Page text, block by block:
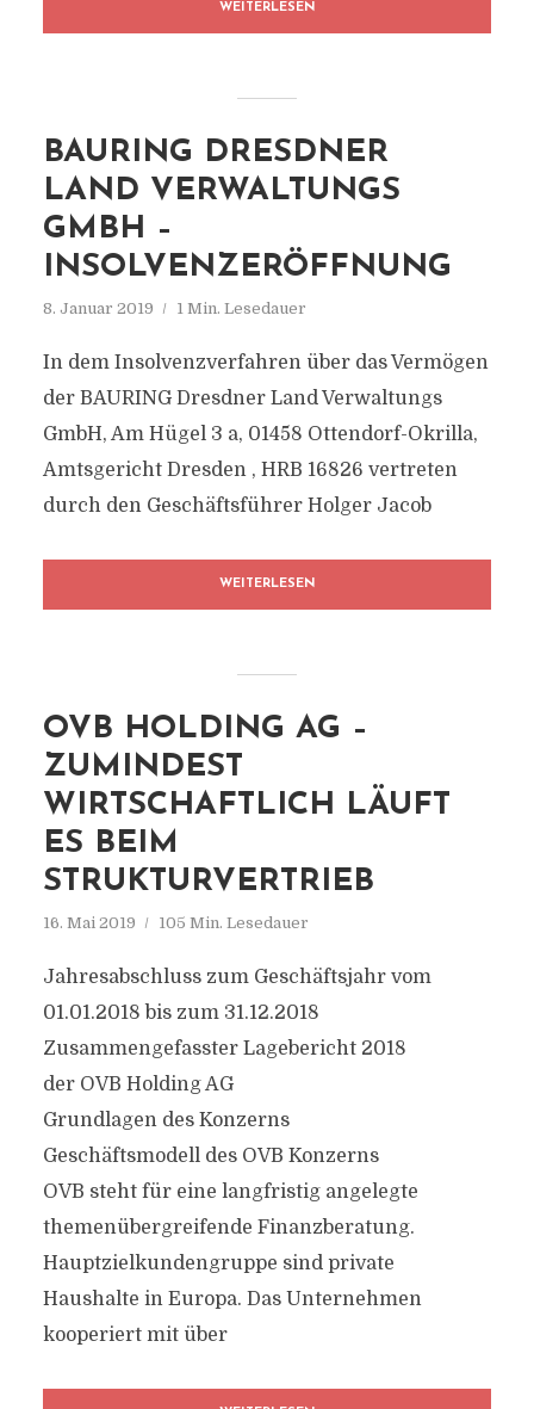
WEITERLESEN
BAURING DRESDNER
LAND VERWALTUNGS
GMBH –
INSOLVENZERÖFFNUNG
8. Januar 2019 1 Min. Lesedauer
In dem Insolvenzverfahren über das Vermögen
der BAURING Dresdner Land Verwaltungs
GmbH, Am Hügel 3 a, 01458 Ottendorf-Okrilla,
Amtsgericht Dresden , HRB 16826 vertreten
durch den Geschäftsführer Holger Jacob
WEITERLESEN
OVB HOLDING AG –
ZUMINDEST
WIRTSCHAFTLICH LÄUFT
ES BEIM
STRUKTURVERTRIEB
16. Mai 2019 105 Min. Lesedauer
Jahresabschluss zum Geschäftsjahr vom
01.01.2018 bis zum 31.12.2018
Zusammengefasster Lagebericht 2018
der OVB Holding AG
Grundlagen des Konzerns
Geschäftsmodell des OVB Konzerns
OVB steht für eine langfristig angelegte
themenübergreifende Finanzberatung.
Hauptzielkundengruppe sind private
Haushalte in Europa. Das Unternehmen
kooperiert mit über